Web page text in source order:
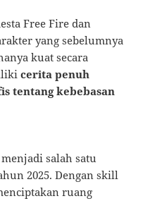
Free Fire dan
yang sebelumnya
kuat secara
cerita penuh
tentang kebebasan
menjadi salah satu
2025. Dengan skill
ruang